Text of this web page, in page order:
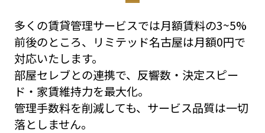
多くの賃貸管理サービスでは月額賃料の3~5%
前後のところ、リミテッド名古屋は月額0円で
対応いたします。
部屋セレブとの連携で、反響数・決定スピー
ド・家賃維持力を最大化。
管理手数料を削減しても、サービス品質は一切
落としません。